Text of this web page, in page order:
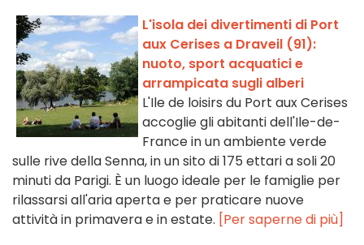
L'isola dei divertimenti di Port
aux Cerises a Draveil (91):
nuoto, sport acquatici e
arrampicata sugli alberi
L'Ile de loisirs du Port aux Cerises
accoglie gli abitanti dell'Ile-de-
France in un ambiente verde
sulle rive della Senna, in un sito di 175 ettari a soli 20
minuti da Parigi. È un luogo ideale per le famiglie per
rilassarsi all'aria aperta e per praticare nuove
attività in primavera e in estate. [Per saperne di più]